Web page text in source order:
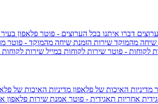
דברו איתנו בכל הערוצים - פוטר פלאפון בעיר
שיחה מהמוקד שירות הזמנת שיחה מהמוקד - פוטר
לקוחות - פוטר שירות לקוחות במייל שירות לקוחות
מדיניות האיכות של פלאפון מדיניות האיכות של
אחריות תאגידית - פוטר אמנת שירות פלאפון